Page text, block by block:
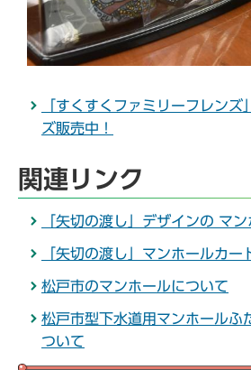
「すくすくファミリーフレンズ
ズ販売中！
関連リンク
「矢切の渡し」デザインの マ
「矢切の渡し」マンホールカー
松戸市のマンホールについて
松戸市型下水道用マンホールふ
ついて